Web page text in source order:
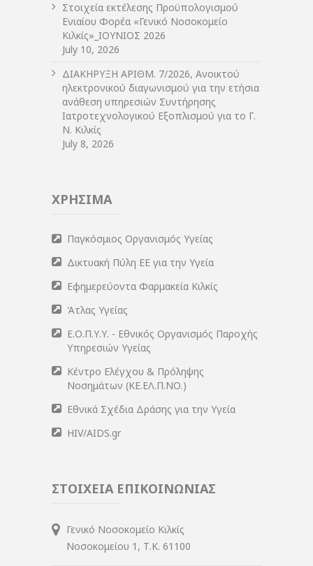
Στοιχεία εκτέλεσης Προϋπολογισμού
Ενιαίου Φορέα «Γενικό Νοσοκομείο
Κιλκίς»_ΙΟΥΝΙΟΣ 2026
July 10, 2026
ΔIΑΚΗΡΥΞΗ ΑΡIΘΜ. 7/2026, Ανοικτού
ηλεκτρονικού διαγωνισμού για την ετήσια
ανάθεση υπηρεσιών Συντήρησης
Ιατροτεχνολογικού Εξοπλισμού για το Γ.
Ν. Κιλκίς
July 8, 2026
ΧΡΗΣΙΜΑ
Παγκόσμιος Οργανισμός Υγείας
Δικτυακή Πύλη ΕΕ για την Υγεία
Εφημερεύοντα Φαρμακεία Κιλκίς
Άτλας Υγείας
Ε.Ο.Π.Υ.Υ. - Εθνικός Οργανισμός Παροχής
Υπηρεσιών Υγείας
Κέντρο Ελέγχου & Πρόληψης
Νοσημάτων (ΚΕ.ΕΛ.Π.ΝΟ.)
Εθνικά Σχέδια Δράσης για την Υγεία
HIV/AIDS.gr
ΣΤΟΙΧΕΙΑ ΕΠΙΚΟΙΝΩΝΙΑΣ
Γενικό Νοσοκομείο Κιλκίς
Νοσοκομείου 1, Τ.Κ. 61100